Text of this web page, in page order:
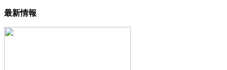
最新情報